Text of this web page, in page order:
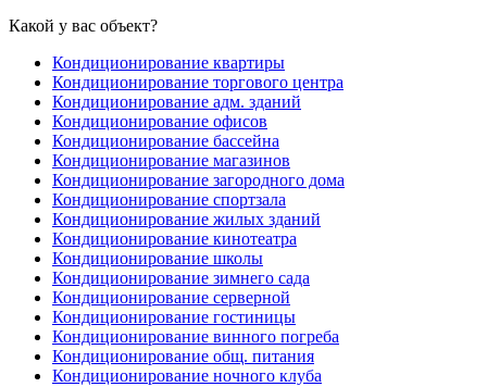
Какой у вас объект?
Кондиционирование квартиры
Кондиционирование торгового центра
Кондиционирование адм. зданий
Кондиционирование офисов
Кондиционирование бассейна
Кондиционирование магазинов
Кондиционирование загородного дома
Кондиционирование спортзала
Кондиционирование жилых зданий
Кондиционирование кинотеатра
Кондиционирование школы
Кондиционирование зимнего сада
Кондиционирование серверной
Кондиционирование гостиницы
Кондиционирование винного погреба
Кондиционирование общ. питания
Кондиционирование ночного клуба